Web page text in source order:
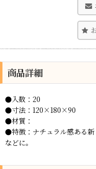
商品詳細
●入数：20
●寸法：120×180×90
●材質：
●特徴：ナチュラル感ある新
などに。